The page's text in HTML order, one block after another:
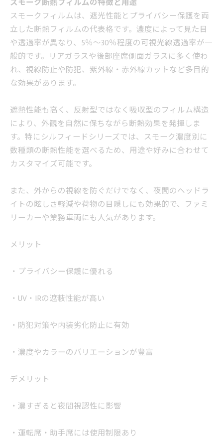
スモーク断熱フィルムの特徴と用途
スモークフィルムは、遮光性能とプライバシー保護を両
立した断熱フィルムの代表格です。濃度によって見た目
や透過率が異なり、5％～30％程度の可視光線透過率が一
般的です。リアガラスや後部座席側面ガラスに多く使わ
れ、視線防止や防犯、紫外線・赤外線カットなど多目的
な効果があります。
遮熱性能も高く、反射型ではなく吸収型のフィルム構造
により、外観を自然に保ちながら断熱効果を発揮しま
す。特にシルフィードシリーズでは、スモーク濃度別に
数種類の断熱性能を選べるため、用途や好みに合わせて
カスタマイズ可能です。
また、外からの視線を防ぐだけでなく、夜間のヘッドラ
イトの眩しさ軽減や荷物の目隠しにも効果的で、ファミ
リーカーや業務車両にも人気があります。
メリット
・プライバシー保護に優れる
・UV・IRの遮蔽性能が高い
・防犯対策や内装劣化防止に有効
・濃度やカラーのバリエーションが豊富
デメリット
・濃すぎると夜間視認性に影響
・運転席・助手席には使用制限あり